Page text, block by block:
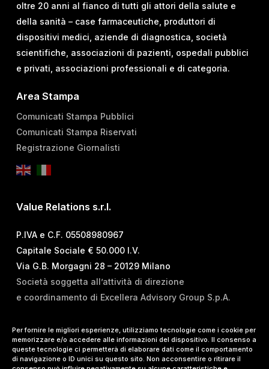
Per fornire le migliori esperienze, utilizziamo tecnologie come i cookie per
memorizzare e/o accedere alle informazioni del dispositivo. Il consenso a
queste tecnologie ci permetterà di elaborare dati come il comportamento
di navigazione o ID unici su questo sito. Non acconsentire o ritirare il
oltre 20 anni al fianco di tutti gli attori della salute e
della sanità – case farmaceutiche, produttori di
dispositivi medici, aziende di diagnostica, società
scientifiche, associazioni di pazienti, ospedali pubblici
e privati, associazioni professionali e di categoria.
Area Stampa
Comunicati Stampa Pubblici
Comunicati Stampa Riservati
Registrazione Giornalisti
Value Relations s.r.l.
P.IVA e C.F. 05508980967
Capitale Sociale € 50.000 I.V.
Via G.B. Morgagni 28 – 20129 Milano
Società soggetta all’attività di direzione
e coordinamento di Excellera Advisory Group S.p.A.
T. +39 02 84 99 02 01
E.info@vrelations.it